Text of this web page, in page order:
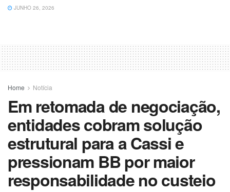
JUNHO 26, 2026
Home Notícia
Em retomada de negociação,
entidades cobram solução
estrutural para a Cassi e
pressionam BB por maior
responsabilidade no custeio